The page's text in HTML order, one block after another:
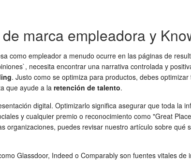
marca empleadora y
como empleador a menudo ocurre en las páginas de
necesita encontrar una narrativa controlada y
. Justo como se optimiza para productos, debes
que ayude a la retención de talento.
digital. Optimizarlo significa asegurar que toda
y cualquier premio o reconocimiento como "Great
organizaciones, puedes revisar nuestro artículo sobre
Glassdoor, Indeed o Comparably son fuentes vitales